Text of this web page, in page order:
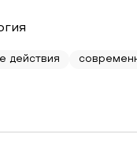
действия